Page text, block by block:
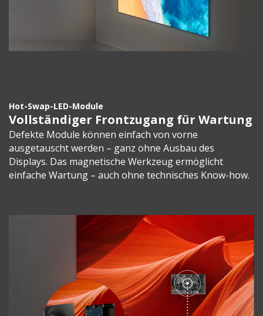
Hot-Swap-LED-Module
Vollständiger Frontzugang für Wartung
Defekte Module können einfach von vorne
ausgetauscht werden – ganz ohne Ausbau des
Displays. Das magnetische Werkzeug ermöglicht
einfache Wartung – auch ohne technisches Know-how.